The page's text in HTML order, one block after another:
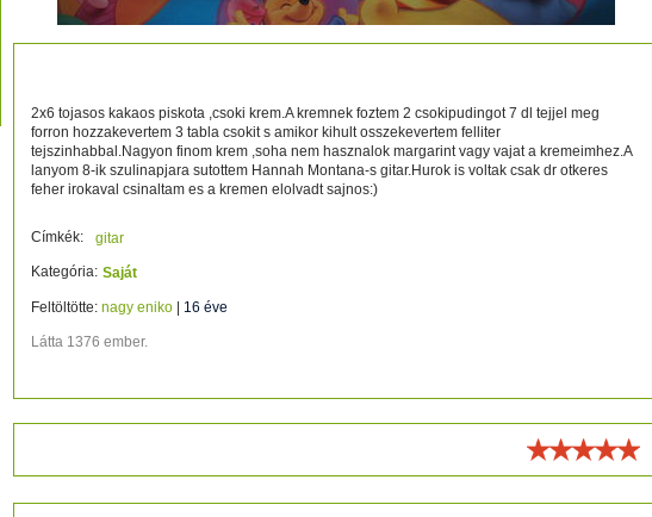
2x6 tojasos kakaos piskota ,csoki krem.A kremnek foztem 2 csokipudingot 7 dl tejjel meg
forron hozzakevertem 3 tabla csokit s amikor kihult osszekevertem felliter
tejszinhabbal.Nagyon finom krem ,soha nem hasznalok margarint vagy vajat a kremeimhez.A
lanyom 8-ik szulinapjara sutottem Hannah Montana-s gitar.Hurok is voltak csak dr otkeres
feher irokaval csinaltam es a kremen elolvadt sajnos:)
Címkék:
gitar
Kategória: Saját
Feltöltötte: nagy eniko 16 éve
Látta 1376 ember.